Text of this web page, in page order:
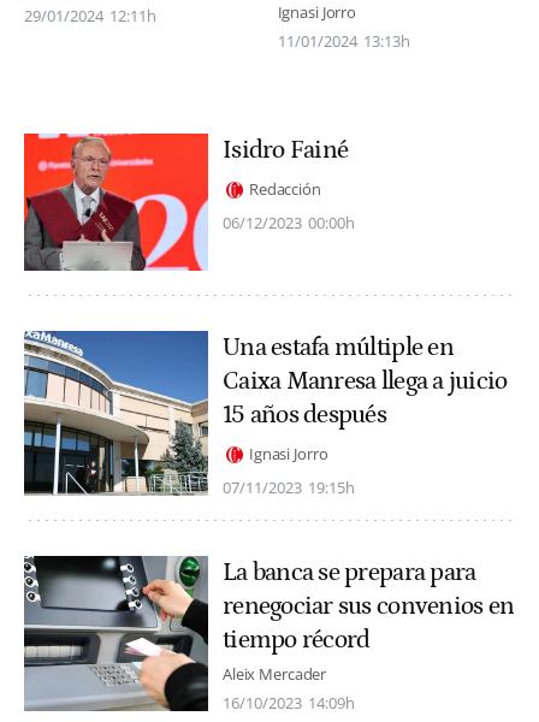
29/01/2024 12:11h
Ignasi Jorro
11/01/2024 13:13h
Isidro Fainé
Redacción
06/12/2023 00:00h
Una estafa múltiple en
Caixa Manresa llega a juicio
15 años después
Ignasi Jorro
07/11/2023 19:15h
La banca se prepara para
renegociar sus convenios en
tiempo récord
Aleix Mercader
16/10/2023 14:09h